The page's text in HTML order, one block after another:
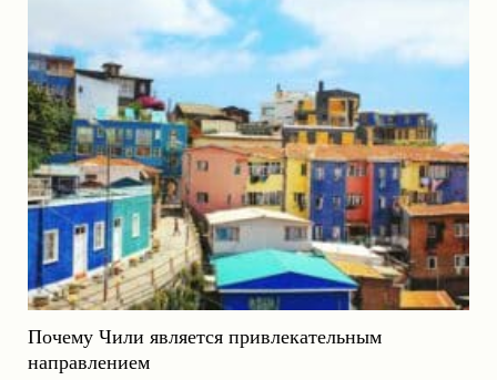
Почему Чили является привлекательным
направлением